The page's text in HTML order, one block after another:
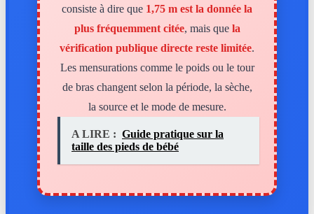
consiste à dire que 1,75 m est la donnée la
plus fréquemment citée, mais que la
vérification publique directe reste limitée.
Les mensurations comme le poids ou le tour
de bras changent selon la période, la sèche,
la source et le mode de mesure.
A LIRE : Guide pratique sur la
taille des pieds de bébé